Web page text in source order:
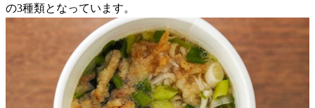
の3種類となっています。